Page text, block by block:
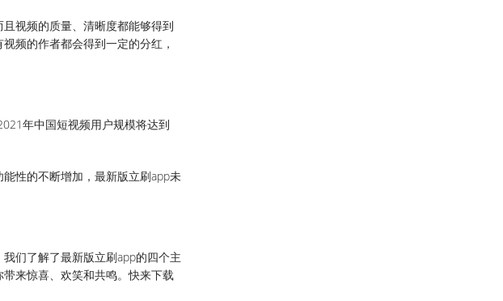
视频的质量、清晰度都能够得到
频的作者都会得到一定的分红，
年中国短视频用户规模将达到
性的不断增加，最新版立刷app未
们了解了最新版立刷app的四个主
来惊喜、欢笑和共鸣。快来下载